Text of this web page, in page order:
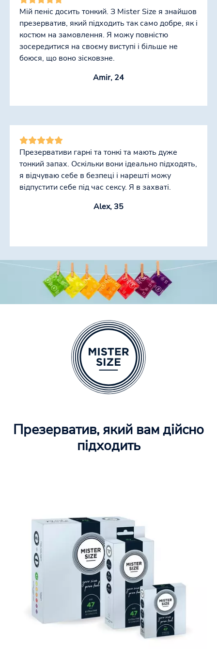
Мій пеніс досить тонкий. З Mister Size я знайшов
презерватив, який підходить так само добре, як і
костюм на замовлення. Я можу повністю
зосередитися на своєму виступі і більше не
боюся, що воно зісковзне.
Amir, 24
Презервативи гарні та тонкі та мають дуже
тонкий запах. Оскільки вони ідеально підходять,
я відчуваю себе в безпеці і нарешті можу
відпустити себе під час сексу. Я в захваті.
Alex, 35
Презерватив, який вам дійсно
підходить